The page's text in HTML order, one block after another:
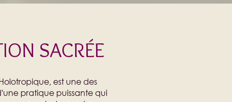
SACRÉE
est une des
pratique puissante qui